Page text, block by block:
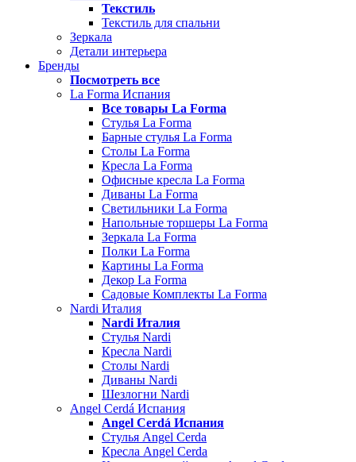
Текстиль
Текстиль для спальни
Зеркала
Детали интерьера
Бренды
Посмотреть все
La Forma Испания
Все товары La Forma
Стулья La Forma
Барные стулья La Forma
Столы La Forma
Кресла La Forma
Офисные кресла La Forma
Диваны La Forma
Светильники La Forma
Напольные торшеры La Forma
Зеркала La Forma
Полки La Forma
Картины La Forma
Декор La Forma
Садовые Комплекты La Forma
Nardi Италия
Nardi Италия
Стулья Nardi
Кресла Nardi
Столы Nardi
Диваны Nardi
Шезлогни Nardi
Angel Cerdá Испания
Angel Cerdá Испания
Стулья Angel Cerda
Кресла Angel Cerda